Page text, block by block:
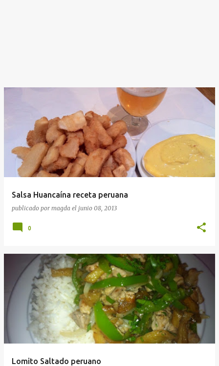
Salsa Huancaína receta peruana
publicado por magda el junio 08, 2013
0
Lomito Saltado peruano